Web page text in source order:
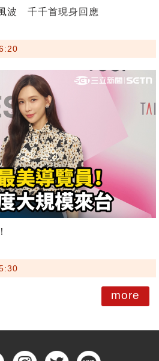
波 千千首現身回應
more